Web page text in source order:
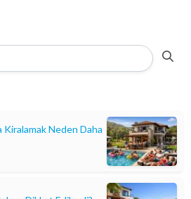
Kiralamak Neden Daha